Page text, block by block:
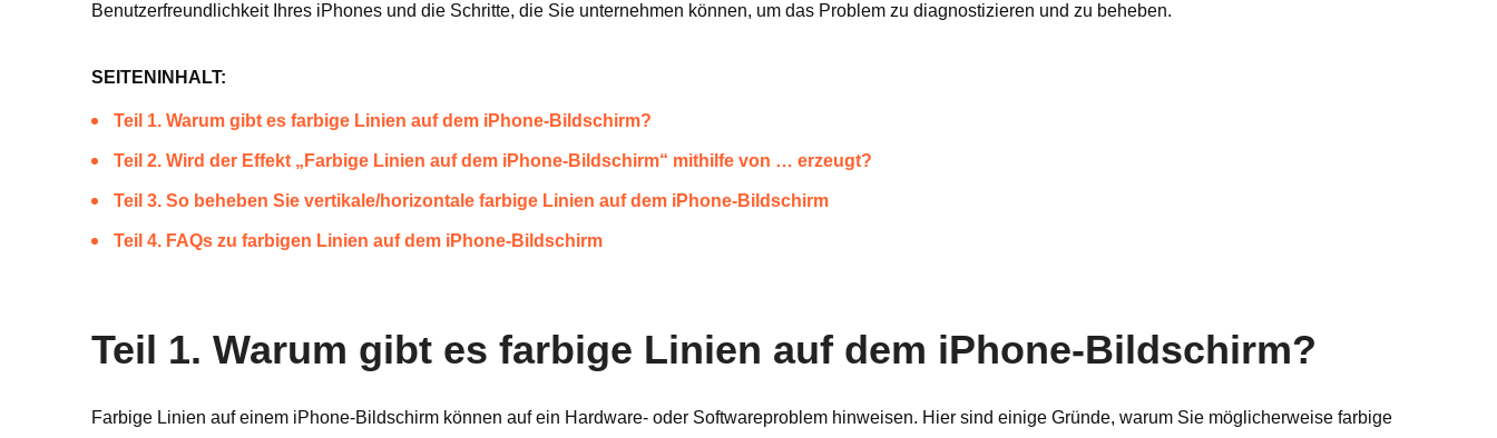
Benutzerfreundlichkeit Ihres iPhones und die Schritte, die Sie unternehmen können, um das Problem zu diagnostizieren und zu beheben.
SEITENINHALT:
Teil 1. Warum gibt es farbige Linien auf dem iPhone-Bildschirm?
Teil 2. Wird der Effekt „Farbige Linien auf dem iPhone-Bildschirm“ mithilfe von … erzeugt?
Teil 3. So beheben Sie vertikale/horizontale farbige Linien auf dem iPhone-Bildschirm
Teil 4. FAQs zu farbigen Linien auf dem iPhone-Bildschirm
Teil 1. Warum gibt es farbige Linien auf dem iPhone-Bildschirm?
Farbige Linien auf einem iPhone-Bildschirm können auf ein Hardware- oder Softwareproblem hinweisen. Hier sind einige Gründe, warum Sie möglicherweise farbige